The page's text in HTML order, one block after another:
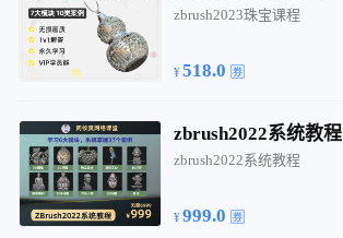
zbrush2023珠宝课程
518.0
zbrush2022系统教程
zbrush2022系统教程
999.0